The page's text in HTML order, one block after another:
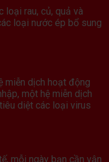
loại rau, củ, quả và
loại nước ép bổ sung
miễn dịch hoạt động
một hệ miễn dịch
diệt các loại virus
mỗi ngày bạn cần vận